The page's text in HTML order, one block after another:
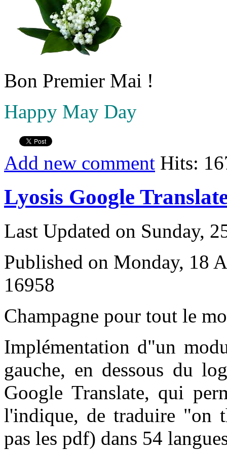
Bon Premier Mai !
Happy May Day
Add new comment Hits:
Lyosis Google
Last Updated on Sunday,
Published on Monday, 18
16958
Champagne pour tout le
Implémentation d"un
gauche, en dessous du
Google Translate, qui
l'indique, de traduire "on
pas les pdf) dans 54